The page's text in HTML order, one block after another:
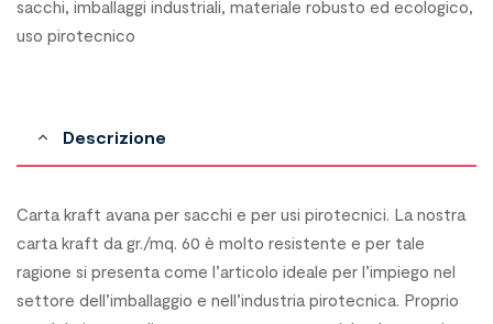
sacchi, imballaggi industriali, materiale robusto ed ecologico,
uso pirotecnico
Descrizione
Carta kraft avana per sacchi e per usi pirotecnici. La nostra
carta kraft da gr./mq. 60 è molto resistente e per tale
ragione si presenta come l’articolo ideale per l’impiego nel
settore dell’imballaggio e nell’industria pirotecnica. Proprio